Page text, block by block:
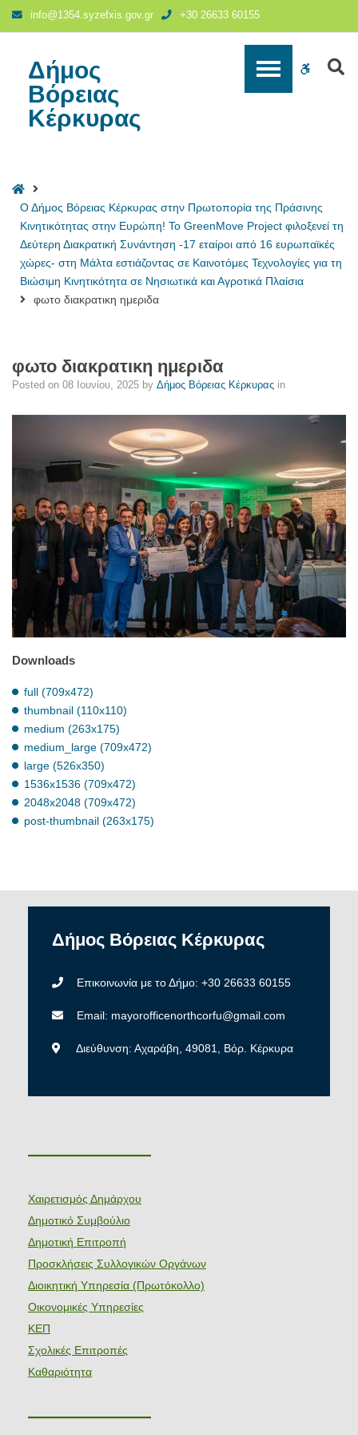
φωτο
Δήμος
Βόρειας
Κέρκυρας
info@1354.syzefxis.gov.gr +30 26633 60155
Δήμος
Βόρειας
Κέρκυρας
WCAG
Home
Ο Δήμος Βόρειας Κέρκυρας στην Πρωτοπορία της Πράσινης
Κινητικότητας στην Ευρώπη! Το GreenMove Project φιλοξενεί τη
Δεύτερη Διακρατική Συνάντηση -17 εταίροι από 16 ευρωπαϊκές
χώρες- στη Μάλτα εστιάζοντας σε Καινοτόμες Τεχνολογίες για τη
Βιώσιμη Κινητικότητα σε Νησιωτικά και Αγροτικά Πλαίσια
φωτο διακρατικη ημεριδα
φωτο διακρατικη ημεριδα
Posted on 08 Ιουνίου, 2025 by Δήμος Βόρειας Κέρκυρας in
Downloads
full (709x472)
thumbnail (110x110)
medium (263x175)
medium_large (709x472)
large (526x350)
1536x1536 (709x472)
2048x2048 (709x472)
post-thumbnail (263x175)
Δήμος Βόρειας Κέρκυρας
Επικοινωνία με το Δήμο: +30 26633 60155
Email: mayorofficenorthcorfu@gmail.com
Διεύθυνση: Αχαράβη, 49081, Βόρ. Κέρκυρα
———————
Χαιρετισμός Δημάρχου
Δημοτικό Συμβούλιο
Δημοτική Επιτροπή
Προσκλήσεις Συλλογικών Οργάνων
Διοικητική Υπηρεσία (Πρωτόκολλο)
Οικονομικές Υπηρεσίες
ΚΕΠ
Σχολικές Επιτροπές
Καθαριότητα
———————